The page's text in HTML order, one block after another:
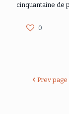
cinquantaine de
0
Prev page